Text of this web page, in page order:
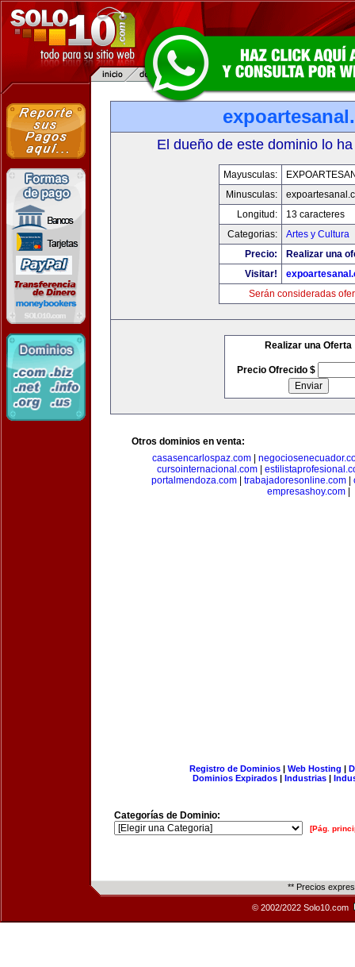
El dueño de este dominio lo
Mayusculas:
Minusculas:
Longitud:
13 caracteres
Categorias:
Artes y Cultura
Precio:
Realizar una
Visitar!
Serán consideradas
Realizar una Oferta
Precio Ofrecido $
Otros dominios en venta:
casasencarlospaz.com|
cursointernacional.com|
portalmendoza.com| trabajadoresonline.com|
empresashoy.com|
Registro de Dominios| Web Hosting |
Dominios Expirados | Industrias |
Categorías de Dominio:
[Pág.
** Precios
© 2002/2022 Solo10.com